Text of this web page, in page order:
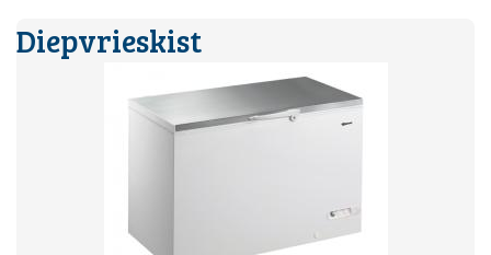
Diepvrieskist